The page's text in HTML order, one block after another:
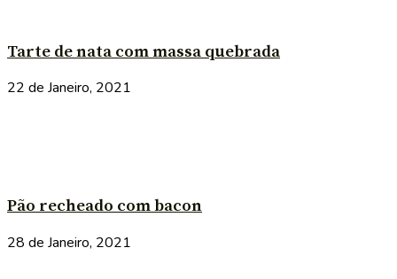
Tarte de nata com massa quebrada
22 de Janeiro, 2021
Pão recheado com bacon
28 de Janeiro, 2021